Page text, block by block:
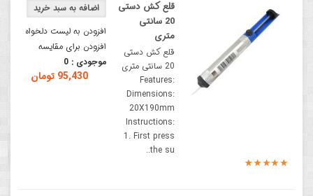
افزودن به لیست دلخواه
افزودن برای مقایسه
موجودی : 0
95,430 تومان
قلع کش دستی
20 سانتی
متری
قلع کش دستی
20 سانتی متری
Features:
Dimensions:
20X190mm
Instructions:
1. First press
the su..